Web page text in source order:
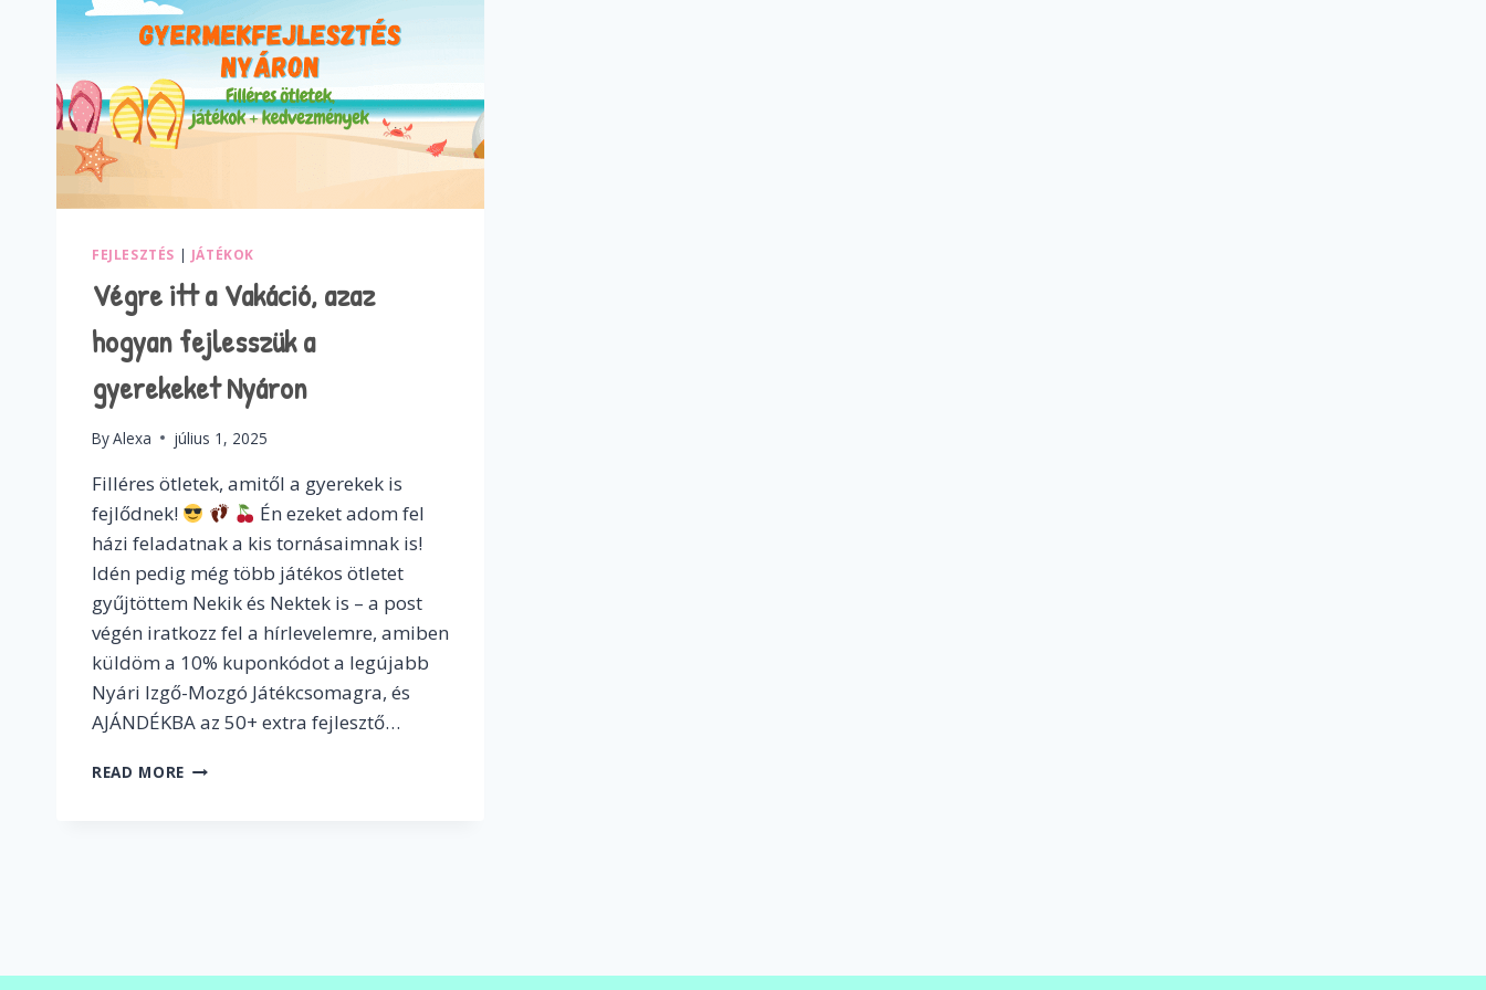
FEJLESZTÉS | JÁTÉKOK
Végre itt a Vakáció, azaz
hogyan fejlesszük a
gyerekeket Nyáron
ByAlexa július 1, 2025
Filléres ötletek, amitől a gyerekek is
fejlődnek!
Én ezeket adom fel
házi feladatnak a kis tornásaimnak is!
Idén pedig még több játékos ötletet
gyűjtöttem Nekik és Nektek is – a post
végén iratkozz fel a hírlevelemre, amiben
küldöm a 10% kuponkódot a legújabb
Nyári Izgő-Mozgó Játékcsomagra, és
AJÁNDÉKBA az 50+ extra fejlesztő…
READ MORE VÉGRE
NYÁRON